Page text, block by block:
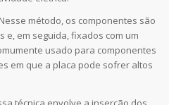
método, os componentes são
em seguida, fixados com um
usado para componentes
em que a placa pode sofrer altos